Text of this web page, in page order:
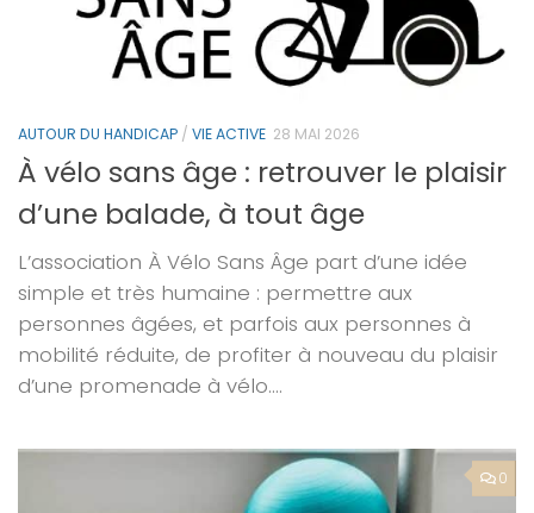
AUTOUR DU HANDICAP / VIE ACTIVE 28 MAI 2026
À vélo sans âge : retrouver le plaisir
d’une balade, à tout âge
L’association À Vélo Sans Âge part d’une idée
simple et très humaine : permettre aux
personnes âgées, et parfois aux personnes à
mobilité réduite, de profiter à nouveau du plaisir
d’une promenade à vélo....
0